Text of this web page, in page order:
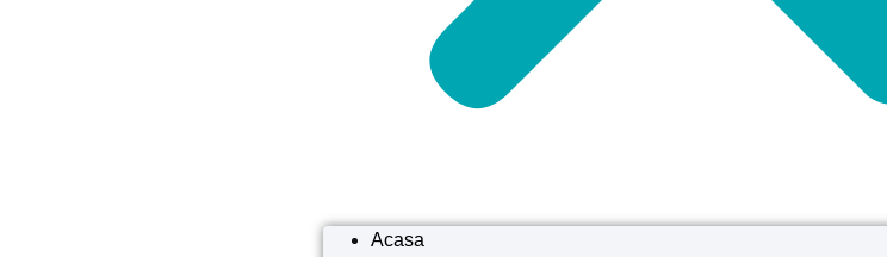
Acasa